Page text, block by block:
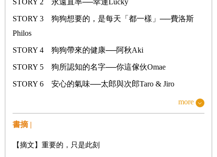
STORY 3 狗狗想要的，是每天「都一樣」──費洛斯
Philos
STORY 4 狗狗帶來的健康──阿秋Aki
STORY 5 狗所認知的名字──你這傢伙Omae
STORY 6 安心的氣味──太郎與次郎Taro & Jiro
STORY 10 總在不知不覺間到來──莉蘿Lilo
more
書摘 |
【摘文】重要的，只是此刻